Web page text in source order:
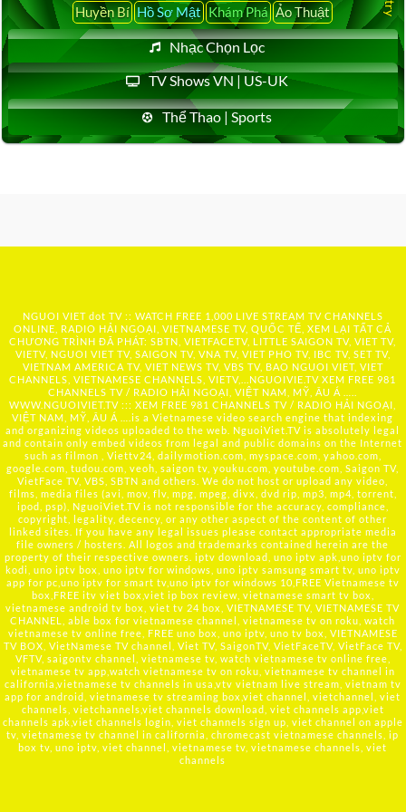
Huyền Bí Hồ Sơ Mật Khám Phá Ảo Thuật
Nhạc Chọn Lọc
TV Shows VN | US-UK
Thể Thao | Sports
NGUOI VIET dot TV :: WATCH FREE 1,000 LIVE STREAM TV CHANNELS
ONLINE, RADIO HẢI NGOẠI, VIETNAMESE TV, QUỐC TẾ, XEM LẠI TẤT CẢ
CHƯƠNG TRÌNH ĐÃ PHÁT: SBTN, VIETFACETV, LITTLE SAIGON TV, VIET TV,
VIETV, NGUOI VIET TV, SAIGON TV, VNA TV, VIET PHO TV, IBC TV, SET TV,
VIETNAM AMERICA TV, VIET NEWS TV, VBS TV, BAO NGUOI VIET, VIET
CHANNELS, VIETNAMESE CHANNELS, VIETV,... NGUOIVIE.TV XEM FREE 981
CHANNELS TV / RADIO HẢI NGOẠI, VIỆT NAM, MỸ, ÂU Á …..
WWW.NGUOIVIET.TV ::: XEM FREE 981 CHANNELS TV / RADIO HẢI NGOẠI,
VIỆT NAM, MỸ, ÂU Á ….is a Vietnamese video search engine that indexing
and organizing videos uploaded to the web. NguoiViet.TV is absolutely legal
and contain only embed videos from legal and public domains on the Internet
such as filmon , Viettv24, dailymotion.com, myspace.com, yahoo.com,
google.com, tudou.com, veoh, saigon tv, youku.com, youtube.com, Saigon TV,
VietFace TV, VBS, SBTN and others. We do not host or upload any video,
films, media files (avi, mov, flv, mpg, mpeg, divx, dvd rip, mp3, mp4, torrent,
ipod, psp), NguoiViet.TV is not responsible for the accuracy, compliance,
copyright, legality, decency, or any other aspect of the content of other
linked sites. If you have any legal issues please contact appropriate media
file owners / hosters. All logos and trademarks contained herein are the
property of their respective owners. iptv download, uno iptv apk,uno iptv for
kodi, uno iptv box, uno iptv for windows, uno iptv samsung smart tv, uno iptv
app for pc,uno iptv for smart tv,uno iptv for windows 10,FREE Vietnamese tv
box,FREE itv viet box,viet ip box review, vietnamese smart tv box,
vietnamese android tv box, viet tv 24 box, VIETNAMESE TV, VIETNAMESE TV
CHANNEL, able box for vietnamese channel, vietnamese tv on roku, watch
vietnamese tv online free, FREE uno box, uno iptv, uno tv box, VIETNAMESE
TV BOX, VietNamese TV channel, Viet TV, SaigonTV, VietFaceTV, VietFace TV,
VFTV, saigontv channel, vietnamese tv, watch vietnamese tv online free,
vietnamese tv app,watch vietnamese tv on roku, vietnamese tv channel in
california,vietnamese tv channels in usa,vtv vietnam live stream, vietnam tv
app for android, vietnamese tv streaming box,viet channel, vietchannel, viet
channels, vietchannels,viet channels download, viet channels app,viet
channels apk,viet channels login, viet channels sign up, viet channel on apple
tv, vietnamese tv channel in california, chromecast vietnamese channels, ip
box tv, uno iptv, viet channel, vietnamese tv, vietnamese channels, viet
channels